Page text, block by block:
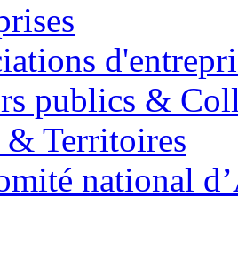
publics &
Territoires
national